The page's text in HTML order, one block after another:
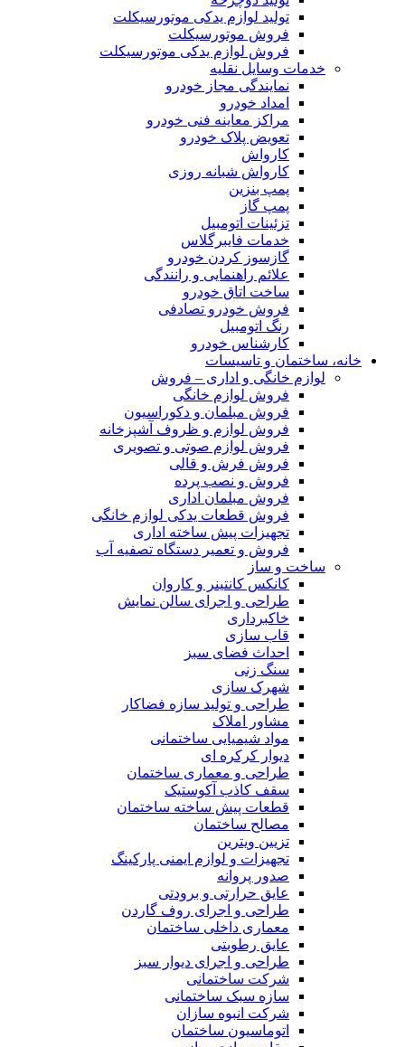
تولید لوازم یدکی موتورسیکلت
فروش موتورسیکلت
فروش لوازم یدکی موتورسیکلت
خدمات وسایل نقلیه
نمایندگی مجاز خودرو
امداد خودرو
مراکز معاینه فنی خودرو
تعویض پلاک خودرو
کارواش شبانه روزی
پمپ بنزین
تزئینات اتومبیل
خدمات فایبرگلاس
گازسوز کردن خودرو
علائم راهنمایی و رانندگی
ساخت اتاق خودرو
فروش خودرو تصادفی
رنگ اتومبیل
کارشناس خودرو
ساختمان و تاسیسات
لوازم خانگی و اداری – فروش
فروش لوازم خانگی
فروش مبلمان و دکوراسیون
فروش لوازم و ظروف آشپزخانه
فروش لوازم صوتی و تصویری
فروش فرش و قالی
فروش و نصب پرده
فروش مبلمان اداری
فروش قطعات یدکی لوازم خانگی
تجهیزات پیش ساخته اداری
فروش و تعمیر دستگاه تصفیه آب
ساخت و ساز
کانکس کانتینر و کاروان
طراحی و اجرای سالن نمایش
خاکبرداری
قاب سازی
احداث فضای سبز
سنگ زنی
شهرک سازی
طراحی و تولید سازه فضاکار
مشاور املاک
مواد شیمیایی ساختمانی
دیوار کرکره ای
طراحی و معماری ساختمان
سقف کاذب آکوستیک
قطعات پیش ساخته ساختمان
مصالح ساختمان
تزیین ویترین
تجهیزات و لوازم ایمنی پارکینگ
صدور پروانه
عایق حرارتی و برودتی
طراحی و اجرای روف گاردن
معماری داخلی ساختمان
عایق رطوبتی
طراحی و اجرای دیوار سبز
شرکت ساختمانی
سازه سبک ساختمانی
شرکت انبوه سازان
اتوماسیون ساختمان